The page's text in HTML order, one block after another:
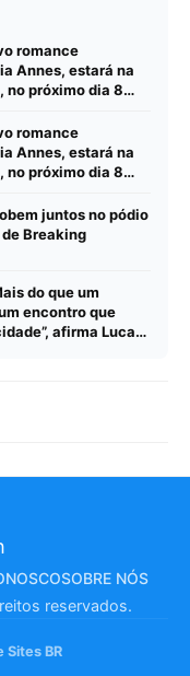
romance
Annes, estará na
no próximo dia 8
romance
Annes, estará na
no próximo dia 8
juntos no pódio
Breaking
do que um
encontro que
afirma Lucas
SOBRE NÓS
reservados.
Sites BR